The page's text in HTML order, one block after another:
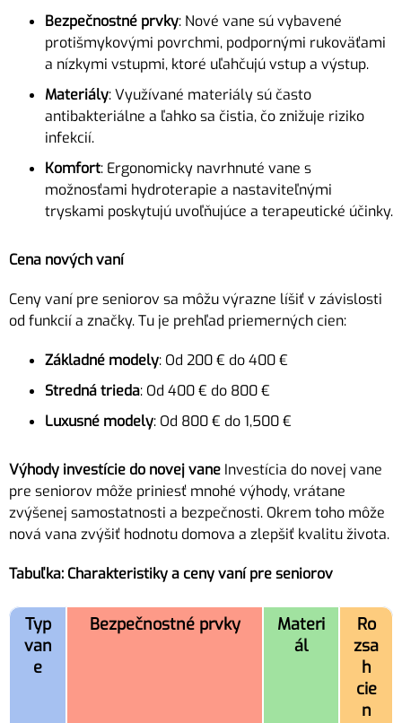
Bezpečnostné prvky: Nové vane sú vybavené
protišmykovými povrchmi, podpornými rukoväťami
a nízkymi vstupmi, ktoré uľahčujú vstup a výstup.
Materiály: Využívané materiály sú často
antibakteriálne a ľahko sa čistia, čo znižuje riziko
infekcií.
Komfort: Ergonomicky navrhnuté vane s
možnosťami hydroterapie a nastaviteľnými
tryskami poskytujú uvoľňujúce a terapeutické účinky.
Cena nových vaní
Ceny vaní pre seniorov sa môžu výrazne líšiť v závislosti
od funkcií a značky. Tu je prehľad priemerných cien:
Základné modely: Od 200 € do 400 €
Stredná trieda: Od 400 € do 800 €
Luxusné modely: Od 800 € do 1,500 €
Výhody investície do novej vane Investícia do novej vane
pre seniorov môže priniesť mnohé výhody, vrátane
zvýšenej samostatnosti a bezpečnosti. Okrem toho môže
nová vana zvýšiť hodnotu domova a zlepšiť kvalitu života.
Tabuľka: Charakteristiky a ceny vaní pre seniorov
Typ
van
e
Bezpečnostné prvky
Materi
ál
Ro
zsa
h
cie
n